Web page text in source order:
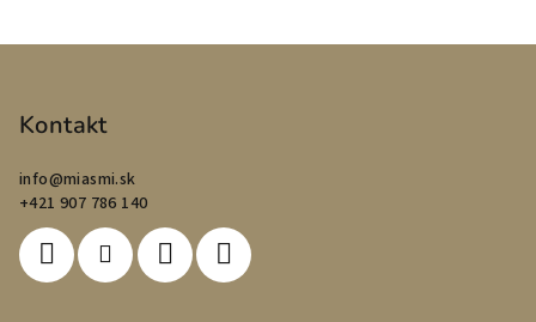
Kontakt
info@miasmi.sk
+421 907 786 140